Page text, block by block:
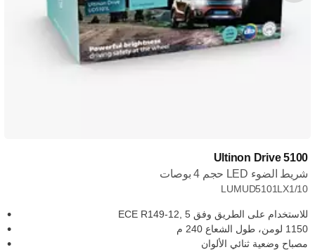
Ultinon Drive 5100
شريط الضوء LED حجم 4 بوصات
LUMUD5101LX1/10
للاستخدام على الطريق وفق ECE R149-12, 5
1150 لومن، طول الشعاع 240 م
مصباح وضعية ثنائي الألوان